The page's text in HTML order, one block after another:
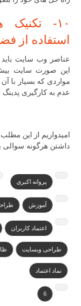
۱۰-
استفاده از
عناصر وب سایت باید
این صورت سایت
عدم به کارگیری
امیدواریم از این
داشتن هرگونه سوالی
پروانه اکبری
آموزش
اعتماد کاربران
طراحی وبسایت
نماد اعتماد
6